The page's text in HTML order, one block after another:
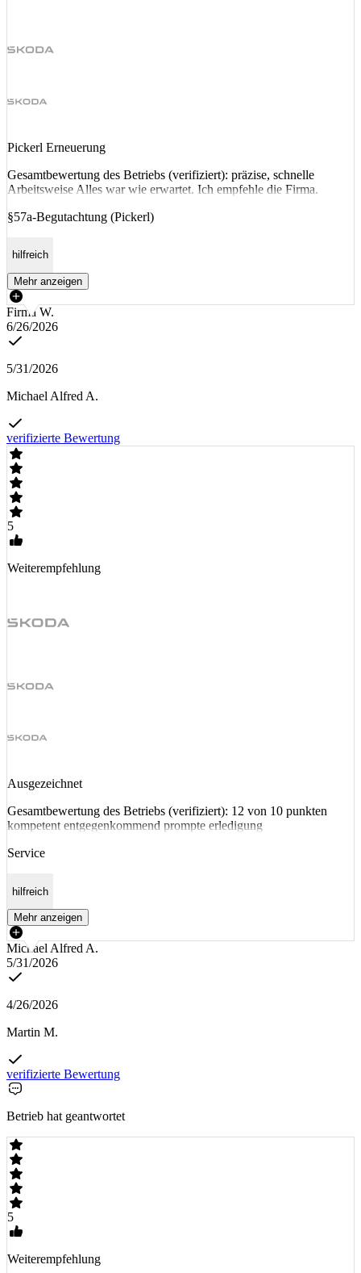
Pickerl Erneuerung
Gesamtbewertung des Betriebs (verifiziert): präzise, schnelle
Arbeitsweise Alles war wie erwartet. Ich empfehle die Firma.
§57a-Begutachtung (Pickerl)
hilfreich
Mehr anzeigen
Firma W.
6/26/2026
5/31/2026
Michael Alfred A.
verifizierte Bewertung
5
Weiterempfehlung
Ausgezeichnet
Gesamtbewertung des Betriebs (verifiziert): 12 von 10 punkten
kompetent entgegenkommend prompte erledigung
Service
hilfreich
Mehr anzeigen
Michael Alfred A.
5/31/2026
4/26/2026
Martin M.
verifizierte Bewertung
Betrieb hat geantwortet
5
Weiterempfehlung